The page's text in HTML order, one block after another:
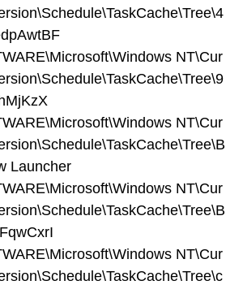
NT\Cur
NT\Cur
Launcher
NT\Cur
NT\Cur